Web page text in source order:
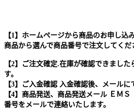
【1】ホームページから商品のお申し込
商品から選んで商品番号で注文してくだ
【2】ご注文確定.在庫が確認できまし
す。
【3】ご入金確認 入金確認後、メールに
【4】商品発送、商品発送メール ＥＭ
番号をメールで連絡いたします。